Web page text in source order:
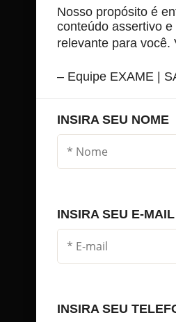
Nosso propósito é
conteúdo assertivo
relevante para você.
– Equipe EXAME |
INSIRA SEU NOME
INSIRA SEU E-MAIL
INSIRA SEU